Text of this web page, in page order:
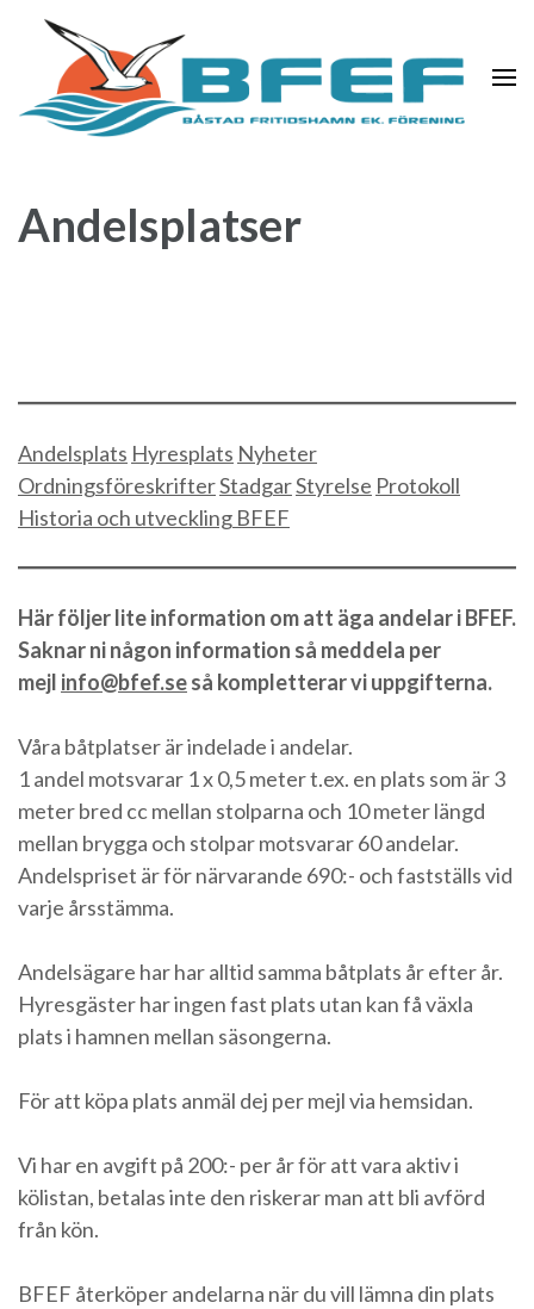
Hoppa
innehåll
(Tryck
Andelsplatser
Andelsplats Hyresplats Nyheter
OrdningsföreskrifterStadgarStyrelse Protokoll
Historia och utveckling BFEF
Här följer lite information om att äga andelar i BFEF.
Saknar ni någon information så meddela per
mejl info@bfef.seså kompletterar vi uppgifterna.
Våra båtplatser är indelade i andelar.
1 andel motsvarar 1 x 0,5 meter t.ex. en plats som är 3
meter bred cc mellan stolparna och 10 meter längd
mellan brygga och stolpar motsvarar 60 andelar.
Andelspriset är för närvarande 690:- och fastställs vid
varje årsstämma.
Andelsägare har har alltid samma båtplats år efter år.
Hyresgäster har ingen fast plats utan kan få växla
plats i hamnen mellan säsongerna.
För att köpa plats anmäl dej per mejl via hemsidan.
Vi har en avgift på 200:- per år för att vara aktiv i
kölistan, betalas inte den riskerar man att bli avförd
från kön.
BFEF återköper andelarna när du vill lämna din plats